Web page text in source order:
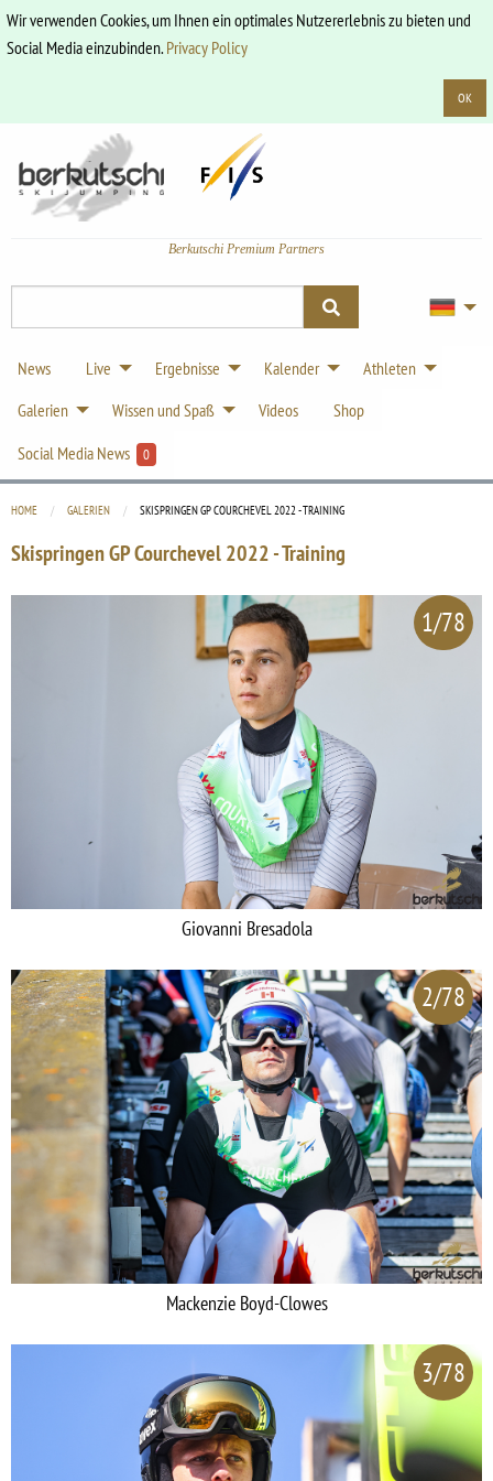
Wir verwenden Cookies, um Ihnen ein optimales Nutzererlebnis zu bieten und
Social Media einzubinden.Privacy Policy
OK
Berkutschi Premium Partners
News Live Ergebnisse Kalender
Athleten
Galerien
Wissen und Spaß Videos
Shop
Social Media News
0
HOME GALERIEN CURRENT:
SKISPRINGEN GP COURCHEVEL 2022 - TRAINING
Skispringen GP Courchevel 2022 - Training
1/78
Giovanni Bresadola
2/78
Mackenzie Boyd-Clowes
3/78